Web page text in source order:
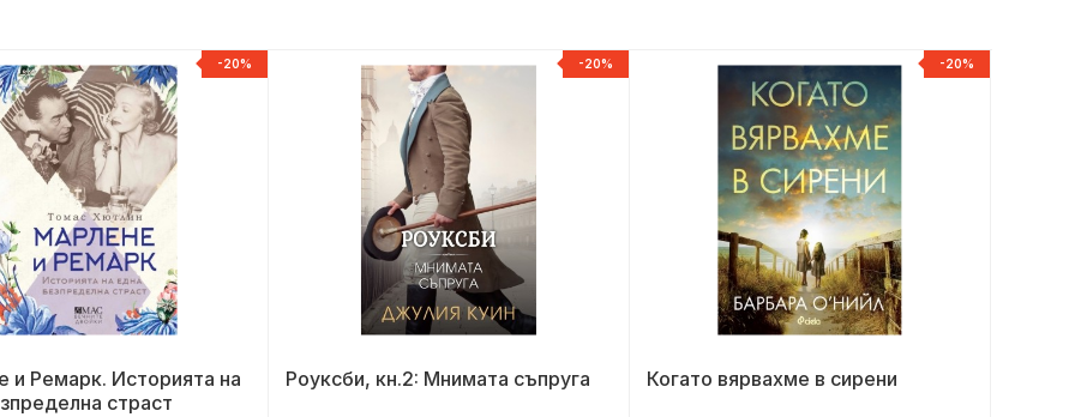
-20%
и Ремарк. Историята на
страст
-20%
Роуксби, кн.2: Мнимата съпруга
-20%
Когато вярвахме в сирени